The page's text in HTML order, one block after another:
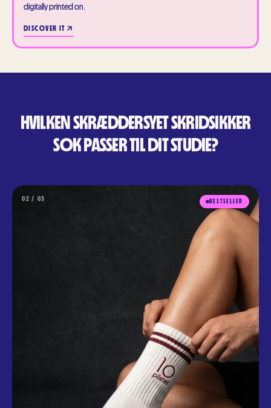
digitally printed on.
DISCOVER IT
HVILKEN SKRÆDDERSYET SKRIDSIKKER
SOK PASSER TIL DIT STUDIE?
02 / 03 BESTSELLER